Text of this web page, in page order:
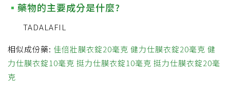
藥物的主要成分是什麼?
TADALAFIL
相似成份藥: 佳倍壯膜衣錠20毫克 健力仕膜衣錠20毫克 健
力仕膜衣錠10毫克 挺力仕膜衣錠10毫克 挺力仕膜衣錠20毫
克